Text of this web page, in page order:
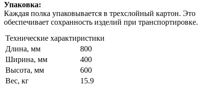
Упаковка:
Каждая полка упаковывается в трехслойный картон. Это
обеспечивает сохранность изделий при транспортировке.
Технические характиристики
Длина, мм
800
Ширина, мм
400
Высота, мм
600
Вес, кг
15.9